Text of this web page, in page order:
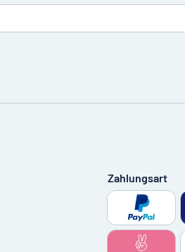
Zahlungsart